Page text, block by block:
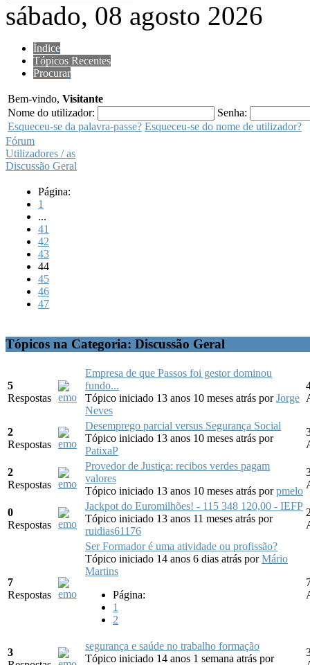
sábado, 08 agosto 2026
Índice
Tópicos Recentes
Procurar
Bem-vindo, Visitante
Nome do utilizador:
Senha:
Esqueceu-se da palavra-passe? Esqueceu-se do nome de utilizador?
Fórum
Utilizadores / as
Discussão Geral
Página:
1
...
41
42
43
44
45
46
47
Tópicos na Categoria: Discussão Geral
5
Respostas
Empresa de que Passos foi gestor dominou
fundo...
Tópico iniciado 13 anos 10 meses atrás porJorge
Neves
2
Respostas
Desemprego parcial versus Segurança Social
Tópico iniciado 13 anos 10 meses atrás por
PatixaP
2
Respostas
Provedor de Justiça: recibos verdes pagam
valores
Tópico iniciado 13 anos 10 meses atrás porpmelo
0
Respostas
Jackpot do Euromilhões! - 115 348 120,00 - IEFP
Tópico iniciado 13 anos 11 meses atrás por
ruidias61176
7
Respostas
Ser Formador é uma atividade ou profissão?
Tópico iniciado 14 anos 6 dias atrás porMário
Martins
Página:
1
2
3
segurança e saúde no trabalho formação
Tópico iniciado 14 anos 1 semana atrás por